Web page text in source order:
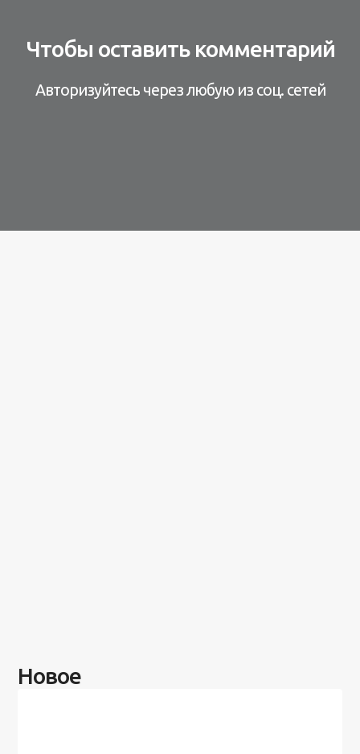
Чтобы оставить комментарий
Авторизуйтесь через любую из соц. сетей
Новое